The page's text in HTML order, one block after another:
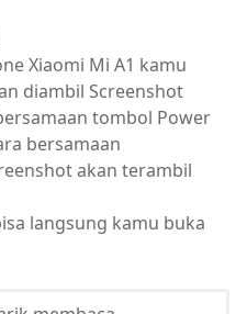
Xiaomi Mi A1 kamu
diambil Screenshot
tombol Power
bersamaan
akan terambil
langsung kamu buka